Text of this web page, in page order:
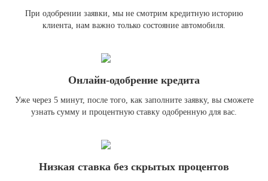
При одобрении заявки, мы не смотрим кредитную историю
клиента, нам важно только состояние автомобиля.
Онлайн-одобрение кредита
Уже через 5 минут, после того, как заполните заявку, вы сможете
узнать сумму и процентную ставку одобренную для вас.
Низкая ставка без скрытых процентов